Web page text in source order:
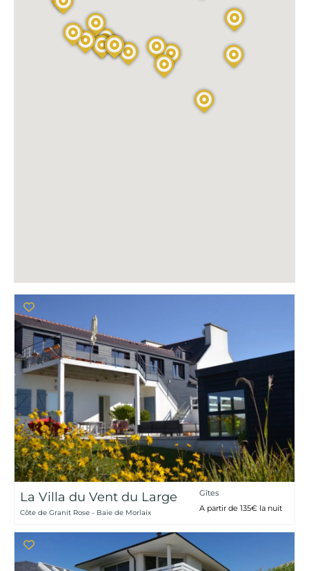
La Villa du Vent du Large
Côte de Granit Rose - Baie de Morlaix
Gîtes
A partir de 135€ la nuit